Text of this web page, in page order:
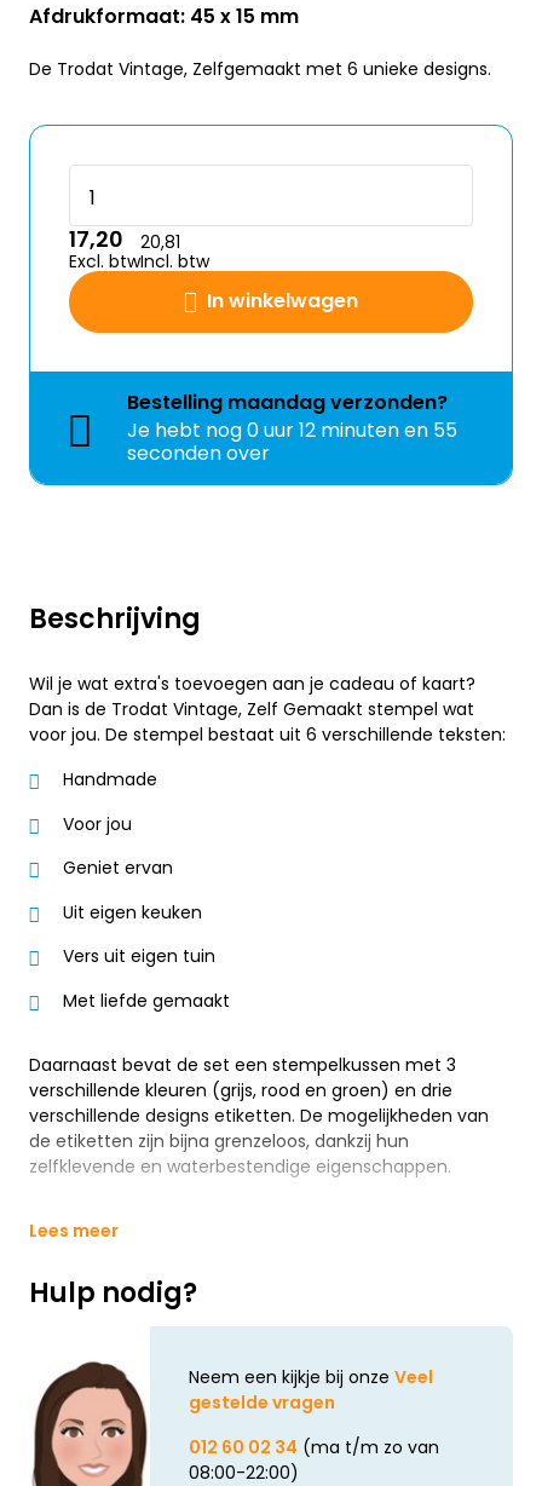
Beschrijving
Wil je wat extra's toevoegen aan je cadeau of kaart?
Dan is de Trodat Vintage, Zelf Gemaakt stempel wat
voor jou. De stempel bestaat uit 6 verschillende teksten:
Handmade
Voor jou
Geniet ervan
Uit eigen keuken
Vers uit eigen tuin
Met liefde gemaakt
Daarnaast bevat de set een stempelkussen met 3
verschillende kleuren (grijs, rood en groen) en drie
verschillende designs etiketten. De mogelijkheden van
de etiketten zijn bijna grenzeloos, dankzij hun
zelfklevende en waterbestendige eigenschappen.
Lees meer
Hulp nodig?
Neem een kijkje bij onze Veel
gestelde vragen
012 60 02 34 (ma t/m zo van
08:00-22:00)
Afdrukformaat: 45 x 15 mm
De Trodat Vintage, Zelfgemaakt met 6 unieke designs.
In winkelwagen
17,20
Excl. btw
20,81
Incl. btw
Bestelling maandagverzonden?
Je hebt nog0 uur 12 minuten en 55
seconden over